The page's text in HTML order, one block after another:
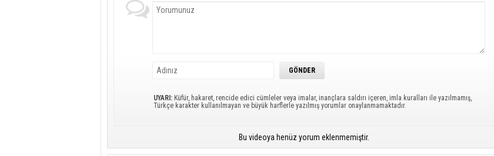
UYARI: Küfür, hakaret, rencide edici cümleler veya imalar, inançlara saldırı içeren, imla kuralları ile yazılmamış,
Türkçe karakter kullanılmayan ve büyük harflerle yazılmış yorumlar onaylanmamaktadır.
Bu videoya henüz yorum eklenmemiştir.